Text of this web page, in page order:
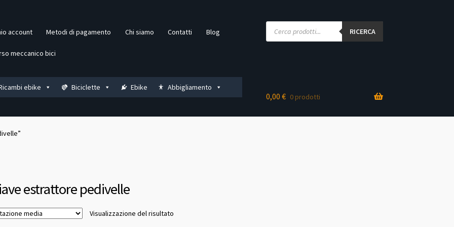
account Metodi di pagamento Chi siamo Contatti Blog
meccanico bici
Products
search RICERCA
ebike Biciclette Ebike Abbigliamento
0,00 € 0 prodotti
estrattore pedivelle
Visualizzazione del risultato